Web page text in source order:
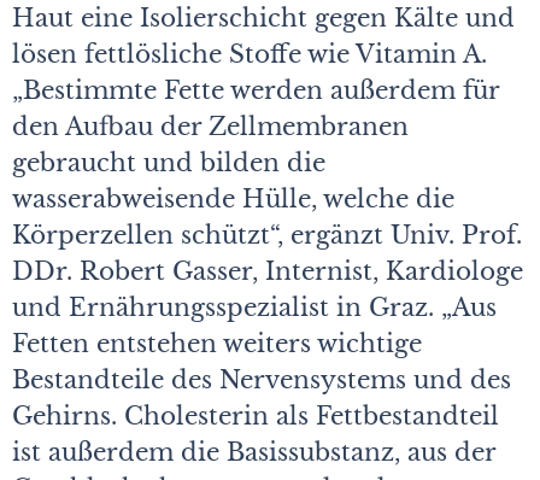
Haut eine Isolierschicht gegen Kälte und
lösen fettlösliche Stoffe wie Vitamin A.
„Bestimmte Fette werden außerdem für
den Aufbau der Zellmembranen
gebraucht und bilden die
wasserabweisende Hülle, welche die
Körperzellen schützt“, ergänzt Univ. Prof.
DDr. Robert Gasser, Internist, Kardiologe
und Ernährungsspezialist in Graz. „Aus
Fetten entstehen weiters wichtige
Bestandteile des Nervensystems und des
Gehirns. Cholesterin als Fettbestandteil
ist außerdem die Basissubstanz, aus der